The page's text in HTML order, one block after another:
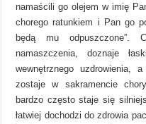
namaścili go olejem w imię
chorego ratunkiem i Pan go
będą mu odpuszczone”.
namaszczenia, doznaje
wewnętrznego uzdrowienia,
zostaje w sakramencie
bardzo często staje się
łatwiej dochodzi do zdrowia